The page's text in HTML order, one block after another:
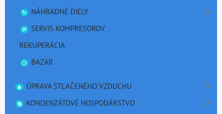
NÁHRADNÉ DIELY
SERVIS KOMPRESOROV
REKUPERÁCIA
BAZÁR
ÚPRAVA STLAČENÉHO VZDUCHU
KONDENZÁTOVÉ HOSPODÁRSTVO